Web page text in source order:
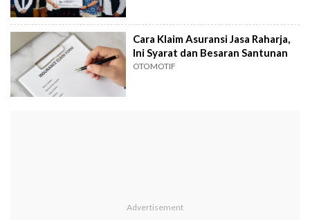
Cara Klaim Asuransi Jasa Raharja,
Ini Syarat dan Besaran Santunan
OTOMOTIF